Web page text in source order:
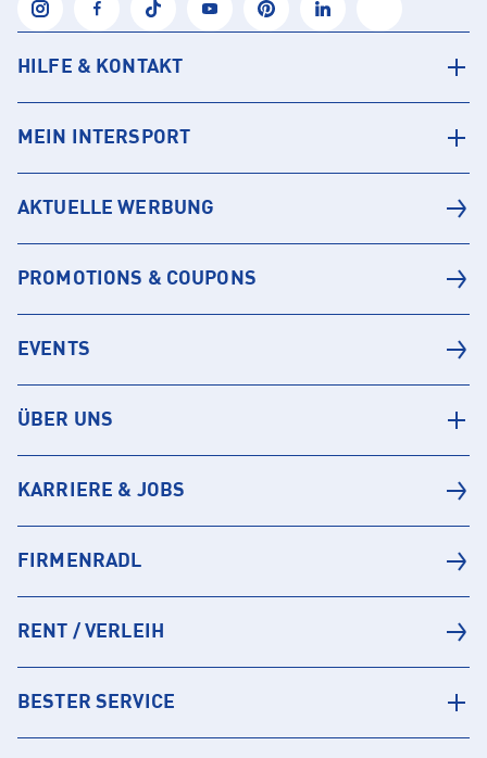
HILFE & KONTAKT
MEIN INTERSPORT
AKTUELLE WERBUNG
PROMOTIONS & COUPONS
EVENTS
ÜBER UNS
KARRIERE & JOBS
FIRMENRADL
RENT / VERLEIH
BESTER SERVICE